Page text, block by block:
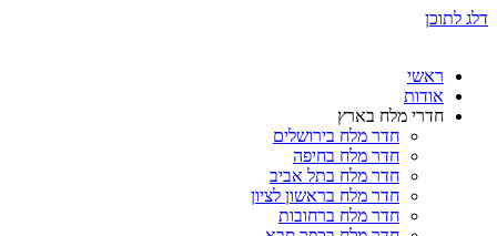
דלג לתוכן
ראשי
אודות
חדרי מלח בארץ
חדר מלח בירושלים
חדר מלח בחיפה
חדר מלח בתל אביב
חדר מלח בראשון לציון
חדר מלח ברחובות